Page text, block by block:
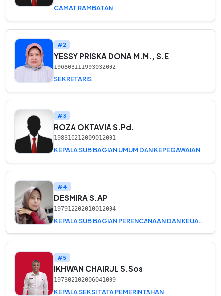
CAMAT RAMBATAN
#2
YESSY PRISKA DONA M.M., S.E
196803111993032002
SEKRETARIS
#3
ROZA OKTAVIA S.Pd.
198310212009012001
KEPALA SUB BAGIAN UMUM DAN KEPEGAWAIAN
#4
DESMIRA S.AP
197912202010012004
KEPALA SUB BAGIAN PERENCANAAN DAN KEUANGAN
#5
IKHWAN CHAIRUL S.Sos
197302102006041009
KEPALA SEKSI TATA PEMERINTAHAN